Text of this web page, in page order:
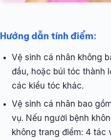
Hướng dẫn tính điểm:
Vệ sinh cá nhân không
đầu, hoặc búi tóc thành
các kiểu tóc khác.
Vệ sinh cá nhân bao
vụ. Nếu người bệnh
không trang điểm: 4 tác